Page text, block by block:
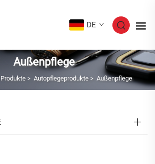
DE
Außenpflege
Produkte> Autopflegeprodukte> Außenpflege